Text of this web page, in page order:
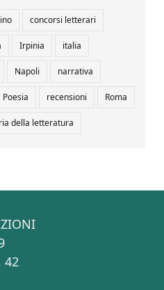
concorsi letterari
Irpinia italia
Napoli narrativa
Poesia recensioni Roma
della letteratura
42